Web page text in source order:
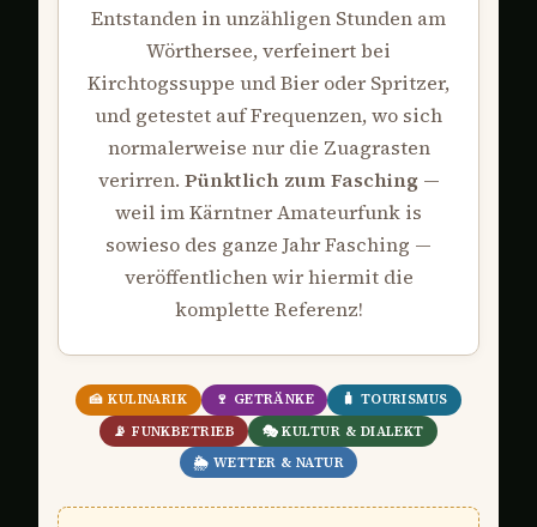
Entstanden in unzähligen Stunden am
Wörthersee, verfeinert bei
Kirchtogssuppe und Bier oder Spritzer,
und getestet auf Frequenzen, wo sich
normalerweise nur die Zuagrasten
verirren. Pünktlich zum Fasching—
weil im Kärntner Amateurfunk is
sowieso des ganze Jahr Fasching —
veröffentlichen wir hiermit die
komplette Referenz!
🍰 KULINARIK 🍷 GETRÄNKE
🧳 TOURISMUS
📡 FUNKBETRIEB
🎭 KULTUR & DIALEKT
🌦️ WETTER & NATUR